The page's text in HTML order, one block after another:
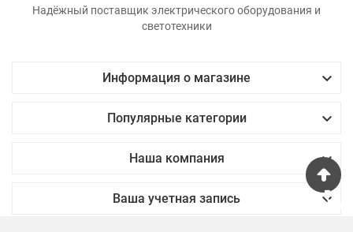
Надёжный поставщик электрического оборудования и
светотехники
Информация о магазине 
Популярные категории 
Наша компания 
Ваша учетная запись 
phone